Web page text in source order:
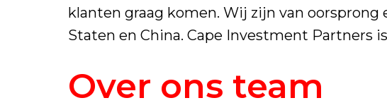
klanten graag komen. Wij zijn van
Staten en China. Cape Investment Partners
Over ons team